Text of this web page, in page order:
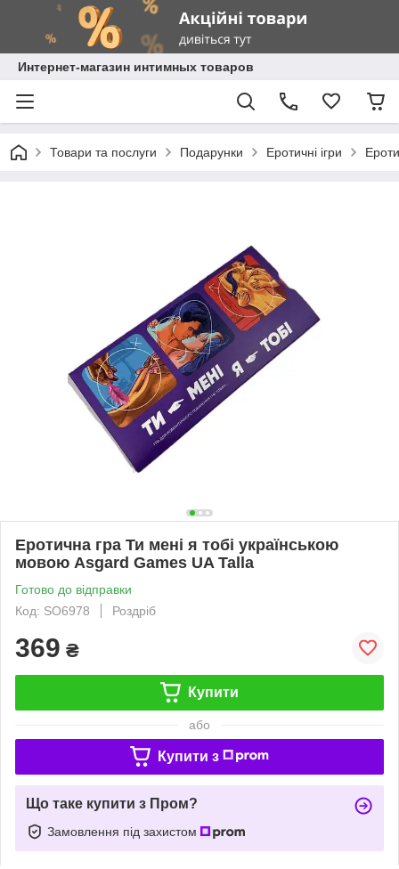
Интернет-магазин интимных товаров
Товари та послуги Подарунки Еротичні ігри
Еротична гра Ти мені я тобі українською
мовою Asgard Games UA Talla
Готово до відправки
Код: SO6978
Роздріб
369 ₴
Купити
або
Купити з
Що таке купити з Пром?
Замовлення під захистом